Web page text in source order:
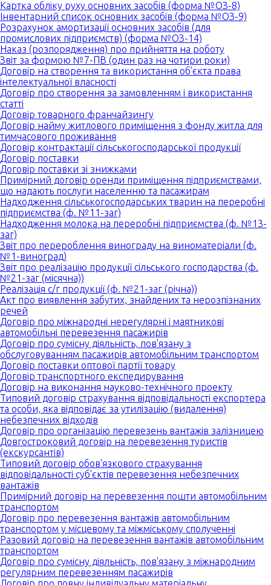
Картка обліку руху основних засобів (форма №OЗ-8)
Інвентарний список основних засобів (форма №ОЗ-9)
Розрахунок амортизації основних засобів (для
промислових підприємств) (форма №ОЗ-14)
Наказ (розпорядження) про прийняття на роботу
Звіт за формою №7-ПВ (один раз на чотири роки)
Договір на створення та використання об’єкта права
інтелектуальної власності
Договір про створення за замовленням і використання
статті
Договір товарного франчайзингу
Договір найму житлового приміщення з фонду житла для
тимчасового проживання
Договір контрактації сільськогосподарської продукції
Договір поставки
Договір поставки зі знижками
Примірний договір оренди приміщення підприємствами,
що надають послуги населенню та пасажирам
Надходження сільськогосподарських тварин на переробні
підприємства (ф. №11-заг)
Надходження молока на переробні підприємства (ф. №13-
заг)
Звіт про перероблення винограду на виноматеріали (ф.
№1-виноград)
Звіт про реалізацію продукції сільського господарства (ф.
№21-заг (місячна))
Реалізація с/г продукції (ф. №21-заг (річна))
Акт про виявлення забутих, знайдених та нерозпізнаних
речей
Договір про міжнародні нерегулярні і маятникові
автомобільні перевезення пасажирів
Договір про сумісну діяльність, пов'язану з
обслуговуванням пасажирів автомобільним транспортом
Договір поставки оптової партії товару
Договір транспортного експедирування
Договір на виконання науково-технічного проекту
Типовий договір страхування відповідальності експортера
та особи, яка відповідає за утилізацію (видалення)
небезпечних відходів
Договір про організацію перевезень вантажів залізницею
Довгостроковий договір на перевезення туристів
(екскурсантів)
Типовий договір обов'язкового страхування
відповідальності суб'єктів перевезення небезпечних
вантажів
Примірний договір на перевезення пошти автомобільним
транспортом
Договір про перевезення вантажів автомобільним
транспортом у місцевому та міжміському сполученні
Разовий договір на перевезення вантажів автомобільним
транспортом
Договір про сумісну діяльність, пов'язану з міжнародним
регулярним перевезенням пасажирів